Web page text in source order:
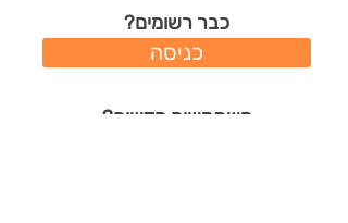
כבר רשומים?
כניסה
משתמשים חדשים?